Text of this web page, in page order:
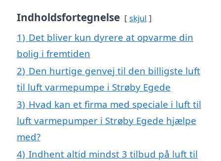
Indholdsfortegnelse skjul
1) Det bliver kun dyrere at opvarme din
bolig i fremtiden
2) Den hurtige genvej til den billigste luft
til luft varmepumpe i Strøby Egede
3) Hvad kan et firma med speciale i luft til
luft varmepumper i Strøby Egede hjælpe
med?
4) Indhent altid mindst 3 tilbud på luft til